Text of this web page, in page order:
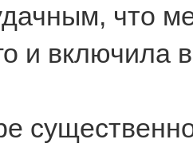
что
и включила